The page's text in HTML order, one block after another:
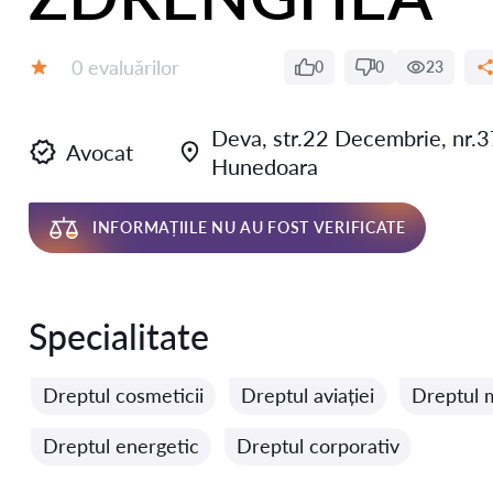
Evaluărilor:
0 evaluărilor 0 0 23
Avocat
Deva, str.22 Decembrie,
Hunedoara
INFORMAȚIILE NU AU FOST VERIFICATE
Specialitate
Dreptul cosmeticii Dreptul aviației Dreptul
Dreptul energetic Dreptul corporativ